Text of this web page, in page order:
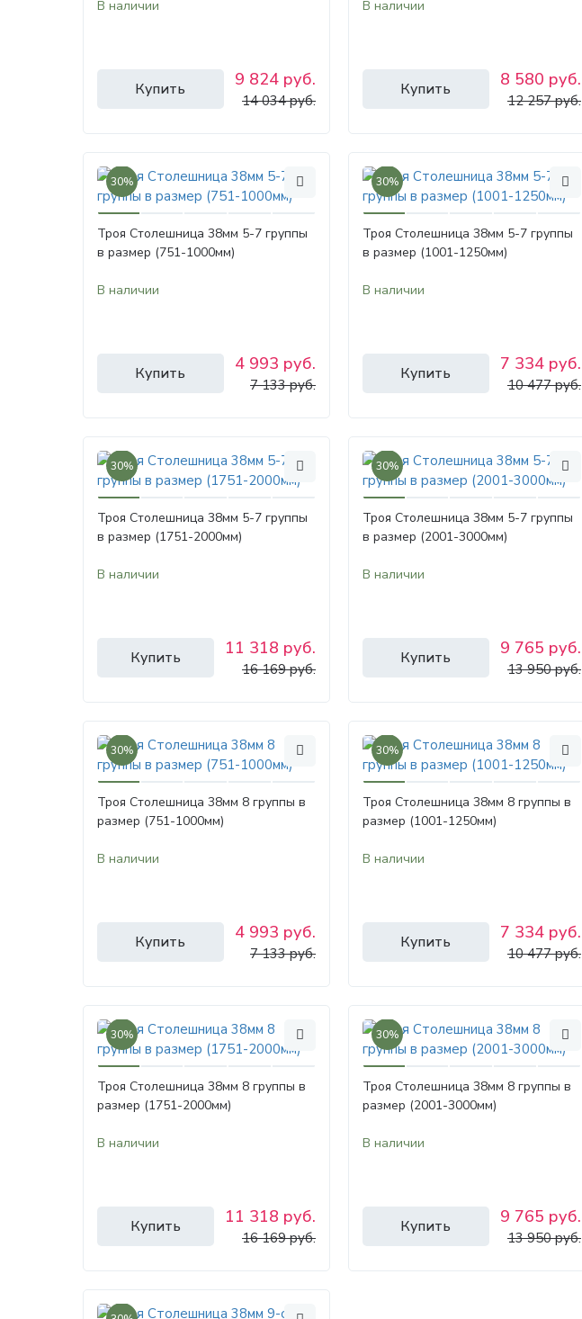
В наличии
Купить 9 824 руб.
14 034 руб.
В наличии
Купить 8 580 руб.
12 257 руб.
30%
Троя Столешница 38мм 5-7 группы
в размер (751-1000мм)
В наличии
Купить 4 993 руб.
7 133 руб.
30%
Троя Столешница 38мм 5-7 группы
в размер (1001-1250мм)
В наличии
Купить 7 334 руб.
10 477 руб.
30%
Троя Столешница 38мм 5-7 группы
в размер (1751-2000мм)
В наличии
Купить 11 318 руб.
16 169 руб.
30%
Троя Столешница 38мм 5-7 группы
в размер (2001-3000мм)
В наличии
Купить 9 765 руб.
13 950 руб.
30%
Троя Столешница 38мм 8 группы в
размер (751-1000мм)
В наличии
Купить 4 993 руб.
7 133 руб.
30%
Троя Столешница 38мм 8 группы в
размер (1001-1250мм)
В наличии
Купить 7 334 руб.
10 477 руб.
30%
Троя Столешница 38мм 8 группы в
размер (1751-2000мм)
В наличии
Купить 11 318 руб.
16 169 руб.
30%
Троя Столешница 38мм 8 группы в
размер (2001-3000мм)
В наличии
Купить 9 765 руб.
13 950 руб.